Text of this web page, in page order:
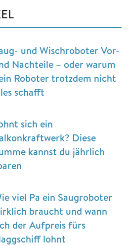
und Wischroboter Vor-
Nachteile – oder warum
Roboter trotzdem nicht
schafft
sich ein
Diese
kannst du jährlich
viel Pa ein Saugroboter
braucht und wann
der Aufpreis fürs
lohnt